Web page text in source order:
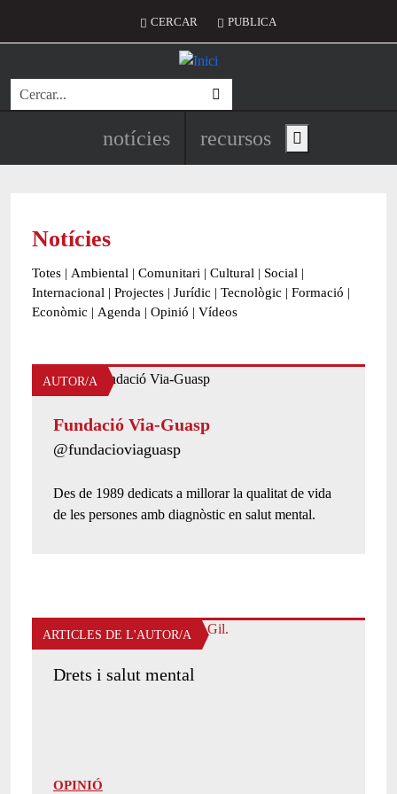
Menú del compte d'usuari
CERCAR PUBLICA
Cerca
Navegació principal de
notícies recursos Show main menu
Notícies
Totes | Ambiental | Comunitari | Cultural | Social |
Internacional | Projectes | Jurídic | Tecnològic | Formació |
Econòmic | Agenda | Opinió | Vídeos
AUTOR/A
Fundació Via-Guasp
Twitter de l'autor/a:
@fundacioviaguasp
Presentació de l'autor/a:
Des de 1989 dedicats a millorar la qualitat de vida
de les persones amb diagnòstic en salut mental.
ARTICLES DE L'AUTOR/A
Drets i salut mental
OPINIÓ